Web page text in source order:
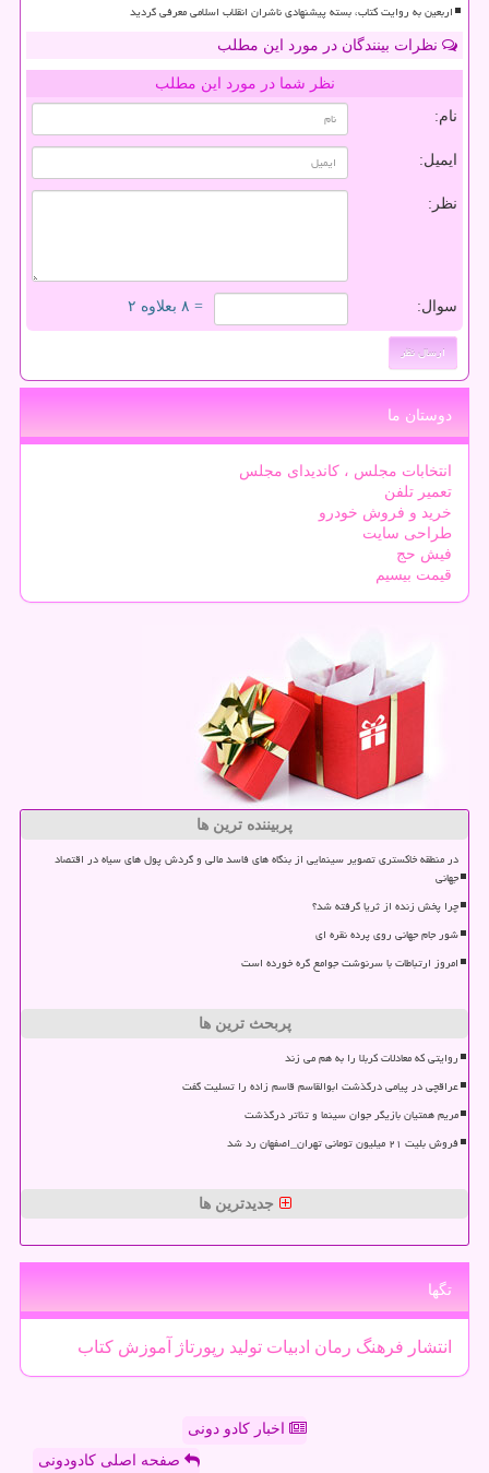
اربعین به روایت کتاب، بسته پیشنهادی ناشران انقلاب اسلامی معرفی گردید
نظرات بینندگان در مورد این مطلب
نظر شما در مورد این مطلب
نام:
ایمیل:
نظر:
سوال: = ۸ بعلاوه ۲
دوستان ما
انتخابات مجلس ، کاندیدای مجلس
تعمیر تلفن
خرید و فروش خودرو
طراحی سایت
فیش حج
قیمت بیسیم
پربیننده ترین ها
در منطقه خاکستری تصویر سینمایی از بنگاه های فاسد مالی و گردش پول های سیاه در اقتصاد
جهانی
چرا پخش زنده از ثریا گرفته شد؟
شور جام جهانی روی پرده نقره ای
امروز ارتباطات با سرنوشت جوامع گره خورده است
پربحث ترین ها
روایتی که معادلات کربلا را به هم می زند
عراقچی در پیامی درگذشت ابوالقاسم قاسم زاده را تسلیت گفت
مریم همتیان بازیگر جوان سینما و تئاتر درگذشت
فروش بلیت ۲۱ میلیون تومانی تهران_اصفهان رد شد
جدیدترین ها
تگها
انتشار فرهنگ رمان ادبیات تولید رپورتاژ آموزش كتاب
اخبار کادو دونی
صفحه اصلی کادودونی